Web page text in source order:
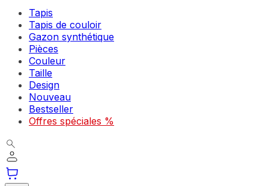
Tapis
Tapis de couloir
Gazon synthétique
Pièces
Couleur
Taille
Design
Nouveau
Bestseller
Offres spéciales %
Les cookies indispensables sont cruciaux pour les
Les cookies liés aux préférences permettent au site de
comme votre langue préférée ou la région dans laquelle